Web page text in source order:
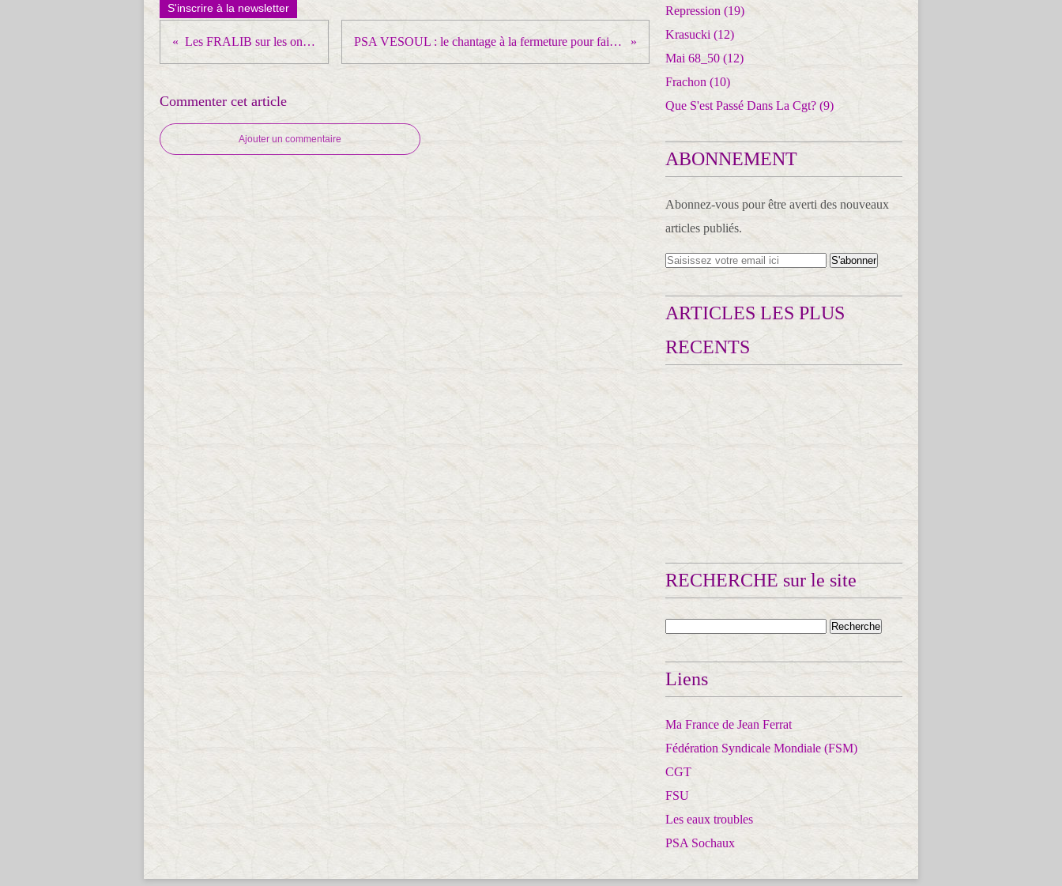
S'inscrire à la newsletter
Les FRALIB sur les ondes à Marseille PSA VESOUL : le chantage à la fermeture pour faire accepter les régressions !
Commenter cet article
Ajouter un commentaire
Repression (19)
Krasucki (12)
Mai 68_50 (12)
Frachon (10)
Que S'est Passé Dans La Cgt? (9)
ABONNEMENT
Abonnez-vous pour être averti des nouveaux
articles publiés.
ARTICLES LES PLUS
RECENTS
RECHERCHE sur le site
Liens
Ma France de Jean Ferrat
Fédération Syndicale Mondiale (FSM)
CGT
FSU
Les eaux troubles
PSA Sochaux